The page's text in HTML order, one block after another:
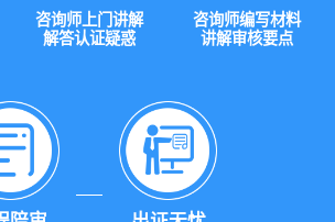
咨询师上门讲解
解答认证疑惑
咨询师编写材料
讲解审核要点